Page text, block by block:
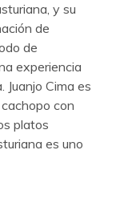
y su
de
de
experiencia
Cima es
con
platos
es uno